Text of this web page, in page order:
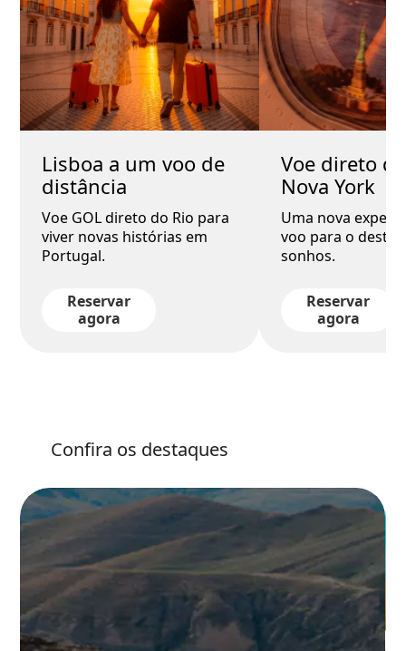
Lisboa a um voo de
distância
Voe GOL direto do Rio para
viver novas histórias em
Portugal.
Reservar
agora
Voe direto
Nova York
Uma nova
voo para o
sonhos.
Reservar
agora
Confira os destaques